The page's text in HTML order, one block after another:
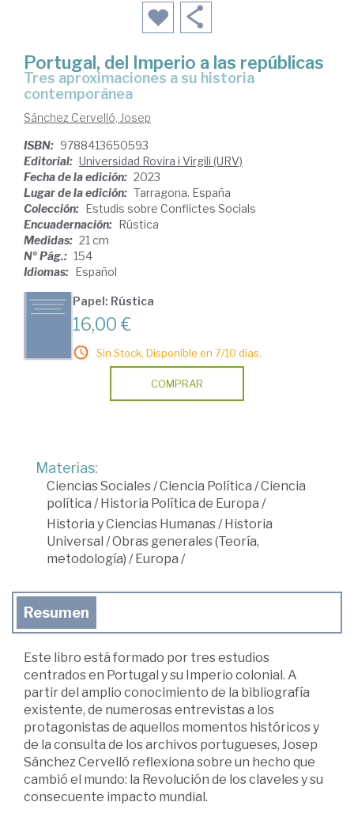
Portugal, del Imperio a las repúblicas
tres aproximaciones a su historia
contemporánea
Sánchez Cervelló, Josep
ISBN: 9788413650593
Editorial: Universidad Rovira i Virgili (URV)
Fecha de la edición: 2023
Lugar de la edición: Tarragona. España
Colección: Estudis sobre Conflictes Socials
Encuadernación: Rústica
Medidas: 21 cm
Nº Pág.: 154
Idiomas: Español
Papel: Rústica
16,00 €
Sin Stock. Disponible en 7/10 días.
COMPRAR
Materias:
Ciencias Sociales /Ciencia Política /Ciencia
política /Historia Política de Europa /
Historia y Ciencias Humanas /Historia
Universal /Obras generales (Teoría,
metodología) /Europa /
Resumen
Este libro está formado por tres estudios
centrados en Portugal y su Imperio colonial. A
partir del amplio conocimiento de la bibliografía
existente, de numerosas entrevistas a los
protagonistas de aquellos momentos históricos y
de la consulta de los archivos portugueses, Josep
Sánchez Cervelló reflexiona sobre un hecho que
cambió el mundo: la Revolución de los claveles y su
consecuente impacto mundial.